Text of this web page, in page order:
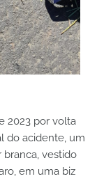
2023 por volta
do acidente, um
vestido
em uma biz